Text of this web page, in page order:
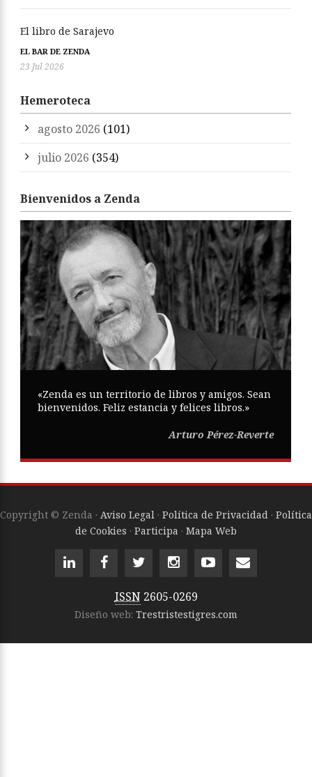
El libro de Sarajevo
EL BAR DE ZENDA
23 Jul 2026
Hemeroteca
agosto 2026 (101)
julio 2026 (354)
Bienvenidos a Zenda
«Zenda es un territorio de libros y amigos. Sean
bienvenidos. Feliz estancia y felices libros.»
Arturo Pérez-Reverte
Copyright © Zenda · Aviso Legal · Política de Privacidad · Política
de Cookies · Participa · Mapa Web
ISSN 2605-0269
Diseño web: Trestristestigres.com